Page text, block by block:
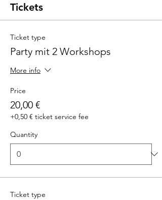
Tickets
Ticket type
Party mit 2 Workshops
More info
Price
20,00 €
+0,50 € ticket service fee
Quantity
Ticket type